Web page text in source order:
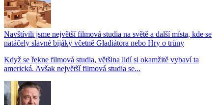
Navštívili jsme největší filmová studia na světě a další místa, kde se
natáčely slavné bijáky včetně Gladiátora nebo Hry o trůny
Když se řekne filmová studia, většina lidí si okamžitě vybaví ta
americká. Avšak největší filmová studia se...